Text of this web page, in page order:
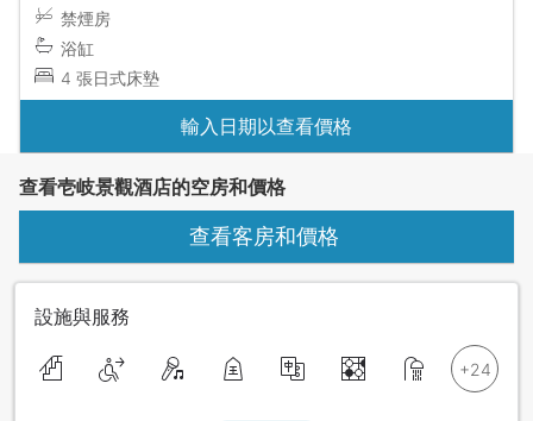
禁煙房
浴缸
4 張日式床墊
輸入日期以查看價格
查看壱岐景觀酒店的空房和價格
查看客房和價格
設施與服務